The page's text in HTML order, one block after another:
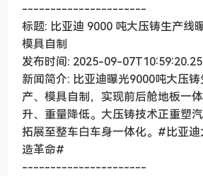
----------------------
标题: 比亚迪 9000 吨大压铸生产线
模具自制
发布时间: 2025-09-07T10:59:20.25
新闻简介: 比亚迪曝光9000吨大压
产、模具自制，实现前后舱地板一
升、重量降低。大压铸技术正重塑
拓展至整车白车身一体化。#比亚
造革命#
----------------------